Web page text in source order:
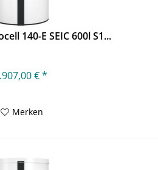
140-E SEIC 600l S1...
€ *
Merken